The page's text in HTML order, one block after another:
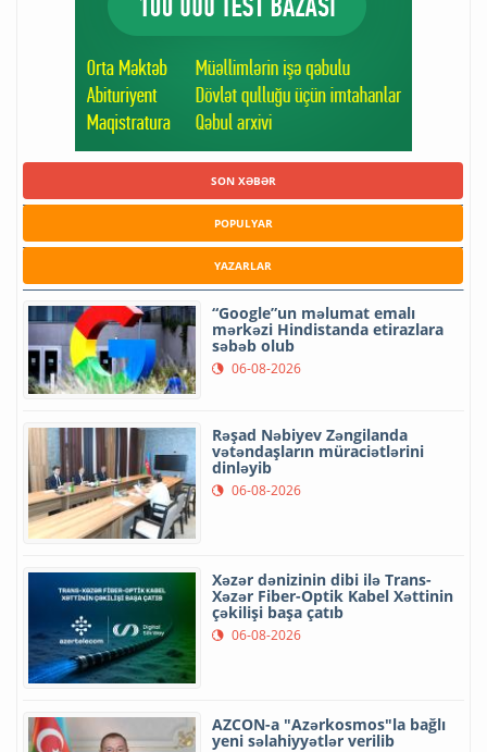
SON XƏBƏR
POPULYAR
YAZARLAR
“Google”un məlumat emalı
mərkəzi Hindistanda etirazlara
səbəb olub
06-08-2026
Rəşad Nəbiyev Zəngilanda
vətəndaşların müraciətlərini
dinləyib
06-08-2026
Xəzər dənizinin dibi ilə Trans-
Xəzər Fiber-Optik Kabel Xəttinin
çəkilişi başa çatıb
06-08-2026
AZCON-a "Azərkosmos"la bağlı
yeni səlahiyyətlər verilib